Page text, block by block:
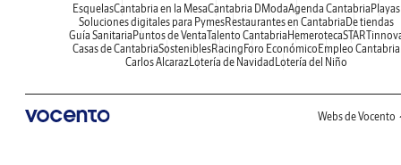
EsquelasCantabria en la MesaCantabria DModaAgenda CantabriaPlayas
Soluciones digitales para PymesRestaurantes en CantabriaDe tiendas
Guía SanitariaPuntos de VentaTalento CantabriaHemeroteca
Casas de CantabriaSosteniblesRacingForo EconómicoEmpleo Cantabria
Carlos AlcarazLotería de NavidadLotería del Niño
Webs de Vocento